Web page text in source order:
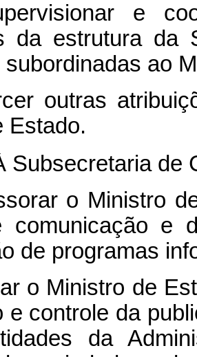
e
da estrutura da
subordinadas ao
outras
Estado.
Subsecretaria de
o Ministro
comunicação e
de programas
o Ministro de
e controle da
da